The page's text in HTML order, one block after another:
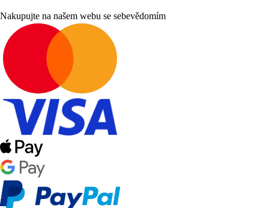
Nakupujte na našem webu se sebevědomím